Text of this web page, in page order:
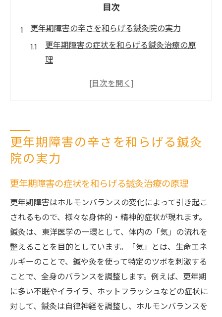
目次
更年期障害の辛さを和らげる鍼灸院の実力
更年期障害の症状を和らげる鍼灸治療の原
理
更年期障害に特化した鍼灸院の選び方
鍼灸で更年期障害を緩和するための最適な
アプローチ
香川県丸亀市で体験する鍼灸治療の効果
更年期障害に悩む女性に向けた丸亀市の鍼
灸治療
鍼灸治療の効果を最大化するためのポイン
ト
丸亀市で鍼灸治療を受けた女性たちの声
更年期症状に対する鍼灸治療の具体的な効
果
更年期障害の辛さを和らげる鍼灸
院の実力
更年期障害の症状を和らげる鍼灸治療の原理
更年期障害はホルモンバランスの変化によって引き起こ
されるもので、様々な身体的・精神的症状が現れます。
鍼灸は、東洋医学の一環として、体内の「気」の流れを
整えることを目的としています。「気」とは、生命エネ
ルギーのことで、鍼や灸を使って特定のツボを刺激する
ことで、全身のバランスを調整します。例えば、更年期
に多い不眠やイライラ、ホットフラッシュなどの症状に
対して、鍼灸は自律神経を調整し、ホルモンバランスを